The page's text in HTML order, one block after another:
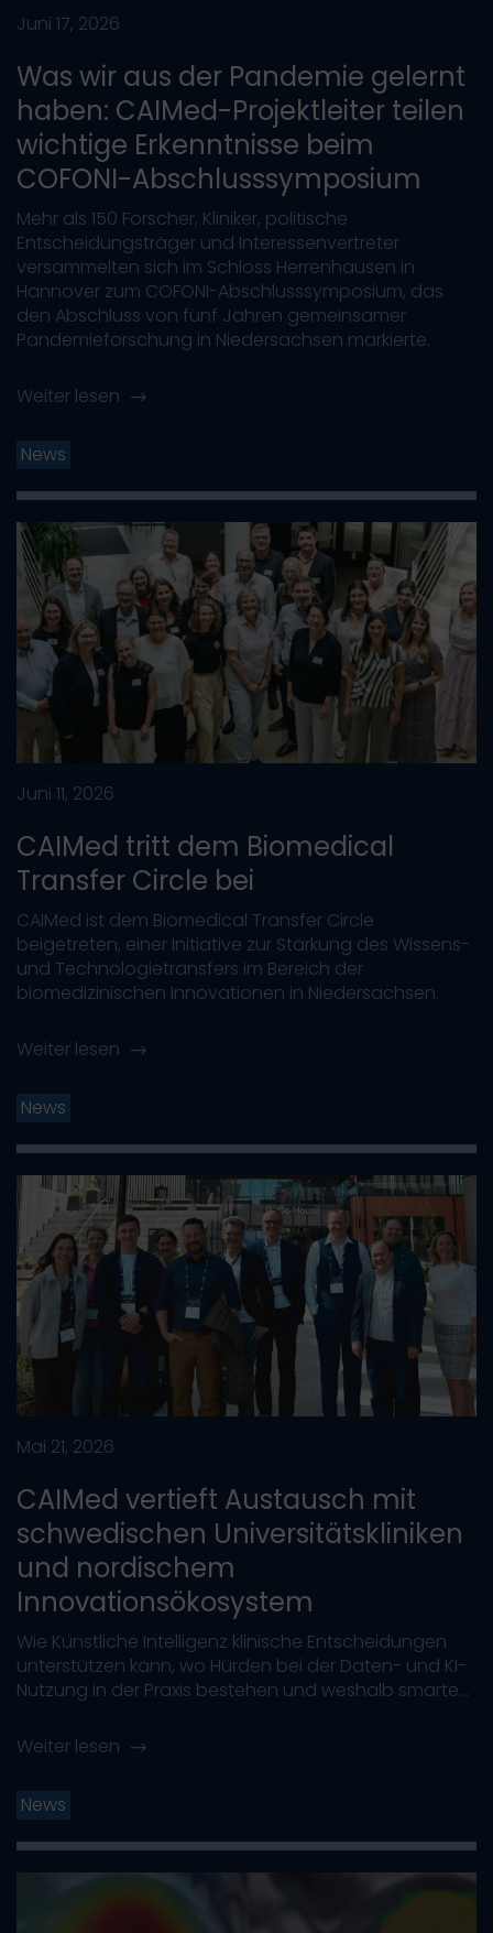
Juni 17, 2026
Was wir aus der Pandemie gelernt
haben: CAIMed-Projektleiter teilen
wichtige Erkenntnisse beim
COFONI-Abschlusssymposium
Mehr als 150 Forscher, Kliniker, politische
Entscheidungsträger und Interessenvertreter
versammelten sich im Schloss Herrenhausen in
Hannover zum COFONI-Abschlusssymposium, das
den Abschluss von fünf Jahren gemeinsamer
Pandemieforschung in Niedersachsen markierte.
Weiter lesen
News
Juni 11, 2026
CAIMed tritt dem Biomedical
Transfer Circle bei
CAIMed ist dem Biomedical Transfer Circle
beigetreten, einer Initiative zur Stärkung des Wissens-
und Technologietransfers im Bereich der
biomedizinischen Innovationen in Niedersachsen.
Weiter lesen
News
Mai 21, 2026
CAIMed vertieft Austausch mit
schwedischen Universitätskliniken
und nordischem
Innovationsökosystem
Wie Künstliche Intelligenz klinische Entscheidungen
unterstützen kann, wo Hürden bei der Daten- und KI-
Nutzung in der Praxis bestehen und weshalb smarte...
Weiter lesen
News